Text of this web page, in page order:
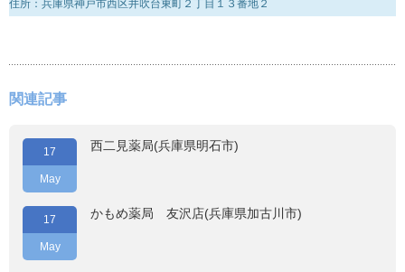
住所：兵庫県神戸市西区井吹台東町２丁目１３番地２
関連記事
17
May
西二見薬局(兵庫県明石市)
17
May
かもめ薬局 友沢店(兵庫県加古川市)